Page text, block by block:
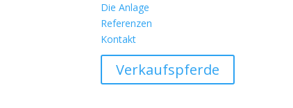
Die Anlage
Referenzen
Kontakt
Verkaufspferde